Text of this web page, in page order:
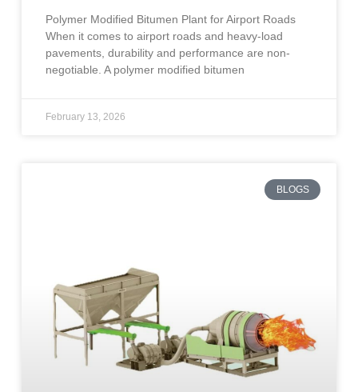
Polymer Modified Bitumen Plant for Airport Roads
When it comes to airport roads and heavy-load
pavements, durability and performance are non-
negotiable. A polymer modified bitumen
February 13, 2026
BLOGS